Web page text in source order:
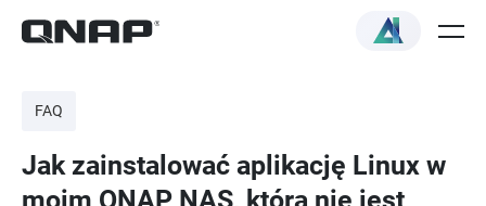
FAQ
Jak zainstalować aplikację Linux w
moim QNAP NAS, która nie jest